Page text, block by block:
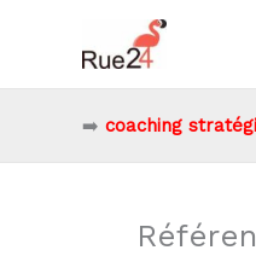
contenu
➡️ coaching